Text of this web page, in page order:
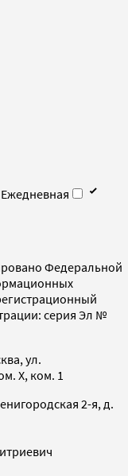
Ежедневная
Федеральной
серия Эл №
ул.
X, ком. 1
2-я, д.